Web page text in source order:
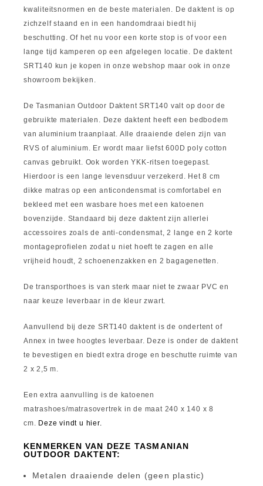
kwaliteitsnormen en de beste materialen. De daktent is op
zichzelf staand en in een handomdraai biedt hij
beschutting. Of het nu voor een korte stop is of voor een
lange tijd kamperen op een afgelegen locatie. De daktent
SRT140 kun je kopen in onze webshop maar ook in onze
showroom bekijken.
De Tasmanian Outdoor Daktent SRT140 valt op door de
gebruikte materialen. Deze daktent heeft een bedbodem
van aluminium traanplaat. Alle draaiende delen zijn van
RVS of aluminium. Er wordt maar liefst 600D poly cotton
canvas gebruikt. Ook worden YKK-ritsen toegepast.
Hierdoor is een lange levensduur verzekerd. Het 8 cm
dikke matras op een anticondensmat is comfortabel en
bekleed met een wasbare hoes met een katoenen
bovenzijde. Standaard bij deze daktent zijn allerlei
accessoires zoals de anti-condensmat, 2 lange en 2 korte
montageprofielen zodat u niet hoeft te zagen en alle
vrijheid houdt, 2 schoenenzakken en 2 bagagenetten.
De transporthoes is van sterk maar niet te zwaar PVC en
naar keuze leverbaar in de kleur zwart.
Aanvullend bij deze SRT140 daktent is de ondertent of
Annex in twee hoogtes leverbaar. Deze is onder de daktent
te bevestigen en biedt extra droge en beschutte ruimte van
2 x 2,5 m.
Een extra aanvulling is de katoenen
matrashoes/matrasovertrek in de maat 240 x 140 x 8
cm. Deze vindt u hier.
KENMERKEN VAN DEZE TASMANIAN
OUTDOOR DAKTENT:
Metalen draaiende delen (geen plastic)